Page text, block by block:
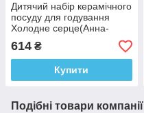
Дитячий набір керамічного
посуду для годування
Холодне серце(Анна-
Ельза) 5 предметів
614 ₴
Купити
Подібні товари компанії